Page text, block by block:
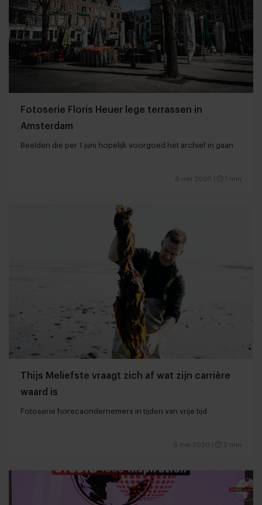
Fotoserie Floris Heuer lege terrassen in
Amsterdam
Beelden die per 1 juni hopelijk voorgoed het archief in gaan
6 mei 2020 1 min
Thijs Meliefste vraagt zich af wat zijn carrière
waard is
Fotoserie horecaondernemers in tijden van vrije tijd
6 mei 2020 2 min